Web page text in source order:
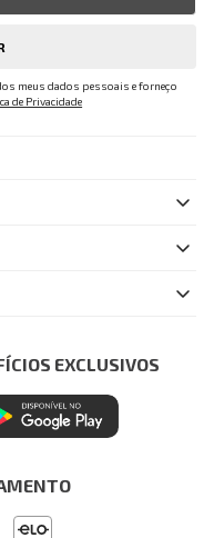
meus dados pessoais e forneço
de Privacidade
EXCLUSIVOS